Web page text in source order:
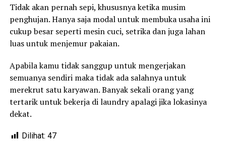
Tidak akan pernah sepi, khususnya ketika musim
penghujan. Hanya saja modal untuk membuka usaha ini
cukup besar seperti mesin cuci, setrika dan juga lahan
luas untuk menjemur pakaian.
Apabila kamu tidak sanggup untuk mengerjakan
semuanya sendiri maka tidak ada salahnya untuk
merekrut satu karyawan. Banyak sekali orang yang
tertarik untuk bekerja di laundry apalagi jika lokasinya
dekat.
Dilihat: 47